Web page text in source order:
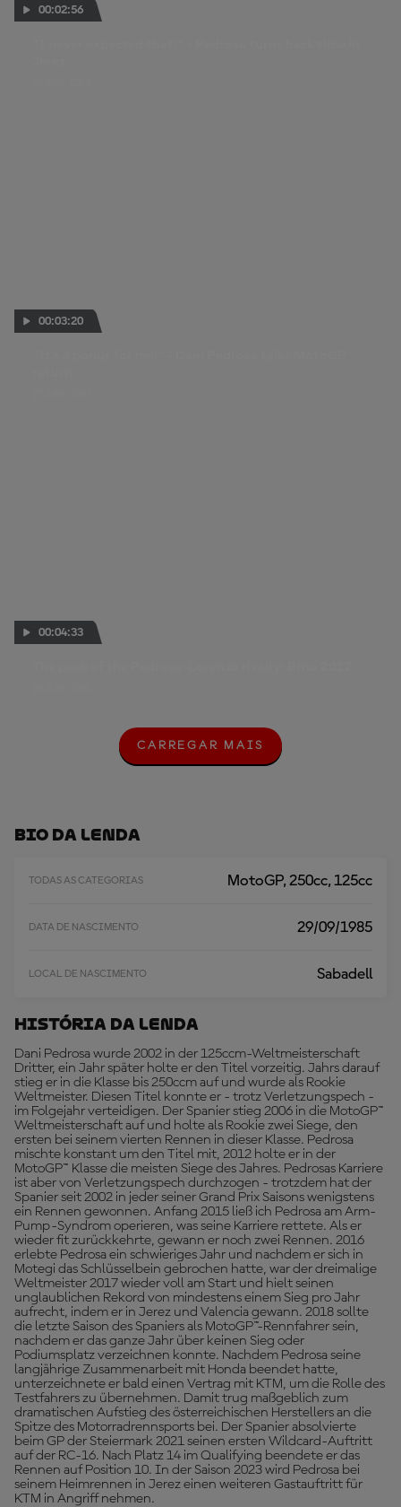
00:02:56
00:03:20
00:04:33
C
A
CARREGAR MAIS
Bio Da Lenda
TODAS AS CATEGORIAS MotoGP, 250cc, 125cc
DATA DE NASCIMENTO 29/09/1985
LOCAL DE NASCIMENTO Sabadell
História Da Lenda
Dani Pedrosa wurde 2002 in der 125ccm-Weltmeisterschaft
Dritter, ein Jahr später holte er den Titel vorzeitig. Jahrs darauf
stieg er in die Klasse bis 250ccm auf und wurde als Rookie
Weltmeister. Diesen Titel konnte er - trotz Verletzungspech -
im Folgejahr verteidigen. Der Spanier stieg 2006 in die MotoGP™
Weltmeisterschaft auf und holte als Rookie zwei Siege, den
ersten bei seinem vierten Rennen in dieser Klasse. Pedrosa
mischte konstant um den Titel mit, 2012 holte er in der
MotoGP™ Klasse die meisten Siege des Jahres. Pedrosas Karriere
ist aber von Verletzungspech durchzogen - trotzdem hat der
Spanier seit 2002 in jeder seiner Grand Prix Saisons wenigstens
ein Rennen gewonnen. Anfang 2015 ließ ich Pedrosa am Arm-
Pump-Syndrom operieren, was seine Karriere rettete. Als er
wieder fit zurückkehrte, gewann er noch zwei Rennen. 2016
erlebte Pedrosa ein schwieriges Jahr und nachdem er sich in
Motegi das Schlüsselbein gebrochen hatte, war der dreimalige
Weltmeister 2017 wieder voll am Start und hielt seinen
unglaublichen Rekord von mindestens einem Sieg pro Jahr
aufrecht, indem er in Jerez und Valencia gewann. 2018 sollte
die letzte Saison des Spaniers als MotoGP™-Rennfahrer sein,
nachdem er das ganze Jahr über keinen Sieg oder
Podiumsplatz verzeichnen konnte. Nachdem Pedrosa seine
langjährige Zusammenarbeit mit Honda beendet hatte,
unterzeichnete er bald einen Vertrag mit KTM, um die Rolle des
Testfahrers zu übernehmen. Damit trug maßgeblich zum
dramatischen Aufstieg des österreichischen Herstellers an die
Spitze des Motorradrennsports bei. Der Spanier absolvierte
beim GP der Steiermark 2021 seinen ersten Wildcard-Auftritt
auf der RC-16. Nach Platz 14 im Qualifying beendete er das
Rennen auf Position 10. In der Saison 2023 wird Pedrosa bei
seinem Heimrennen in Jerez einen weiteren Gastauftritt für
KTM in Angriff nehmen.